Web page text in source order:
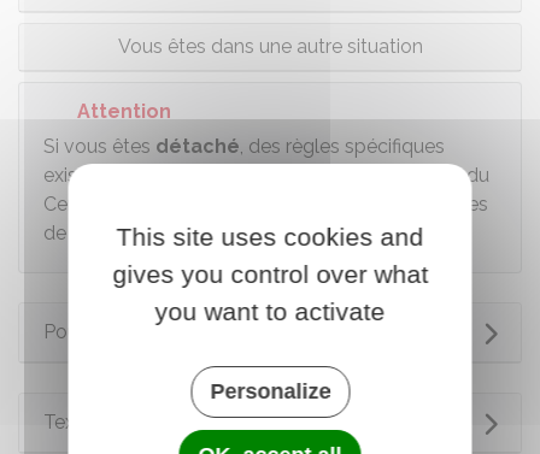
Vous êtes dans une autre situation
Attention
Si vous êtes détaché, des règles spécifiques
existent. Il est conseillé de se renseigner auprès du
Centre des liaisons européennes et internationales
de sécurité sociale (Cleiss).
Pour en savoir plus
Textes de référence
This site uses cookies and
gives you control over what
you want to activate
Personalize